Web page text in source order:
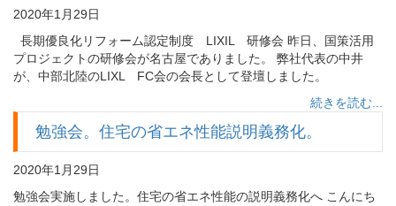
2020年1月29日
長期優良化リフォーム認定制度 LIXIL 研修会 昨日、国策活用
プロジェクトの研修会が名古屋でありました。 弊社代表の中井
が、中部北陸のLIXL FC会の会長として登壇しました。
続きを読む...
勉強会。住宅の省エネ性能説明義務化。
2020年1月29日
勉強会実施しました。住宅の省エネ性能の説明義務化へ こんにち